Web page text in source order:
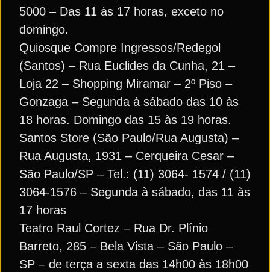
5000 – Das 11 às 17 horas, exceto no
domingo.
Quiosque Compre Ingressos/Redegol
(Santos) – Rua Euclides da Cunha, 21 –
Loja 22 – Shopping Miramar – 2º Piso –
Gonzaga – Segunda à sábado das 10 às
18 horas. Domingo das 15 às 19 horas.
Santos Store (São Paulo/Rua Augusta) –
Rua Augusta, 1931 – Cerqueira Cesar –
São Paulo/SP – Tel.: (11) 3064- 1574 / (11)
3064-1576 – Segunda à sábado, das 11 às
17 horas
Teatro Raul Cortez – Rua Dr. Plínio
Barreto, 285 – Bela Vista – São Paulo –
SP – de terça a sexta das 14h00 às 18h00